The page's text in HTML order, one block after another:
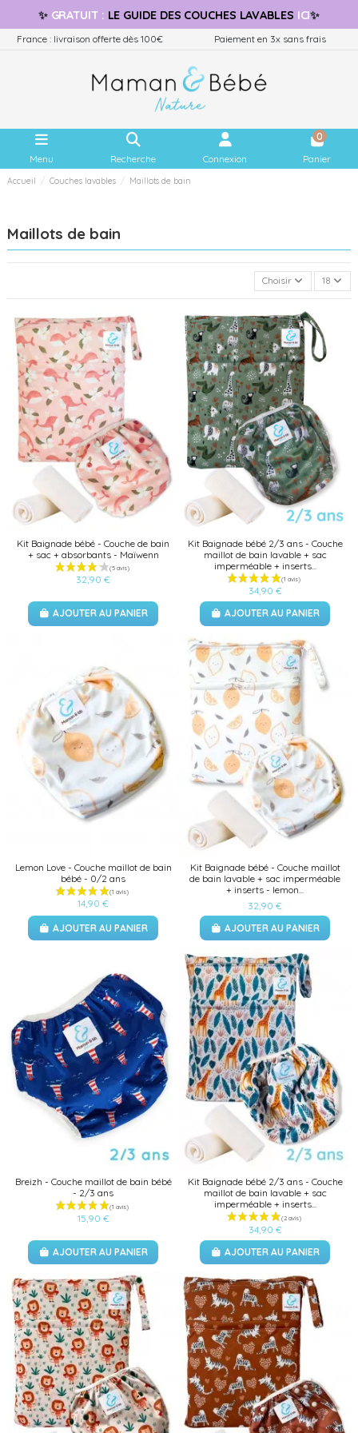
✨ GRATUIT: LE GUIDE DES COUCHES LAVABLES ICI✨
France : livraison offerte dès 100€ Paiement en 3x sans frais
Menu Recherche Connexion
0
Panier
Accueil Couches lavables Maillots de bain
Maillots de bain
Choisir 18
Kit Baignade bébé - Couche de bain
+ sac + absorbants - Maïwenn
32,90 €
AJOUTER AU PANIER
Kit Baignade bébé 2/3 ans - Couche
maillot de bain lavable + sac
imperméable + inserts...
34,90 €
AJOUTER AU PANIER
Lemon Love - Couche maillot de bain
bébé - 0/2 ans
14,90 €
AJOUTER AU PANIER
Kit Baignade bébé - Couche maillot
de bain lavable + sac imperméable
+ inserts - lemon...
32,90 €
AJOUTER AU PANIER
Breizh - Couche maillot de bain bébé
- 2/3 ans
15,90 €
AJOUTER AU PANIER
Kit Baignade bébé 2/3 ans - Couche
maillot de bain lavable + sac
imperméable + inserts...
34,90 €
AJOUTER AU PANIER